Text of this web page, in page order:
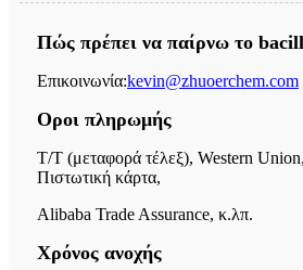
Πώς πρέπει να παίρνω το
Επικοινωνία:kevin@zhuoerchem.com
Οροι πληρωμής
T/T (μεταφορά τέλεξ), Western
Πιστωτική κάρτα,
Alibaba Trade Assurance, κ.λπ.
Χρόνος ανοχής